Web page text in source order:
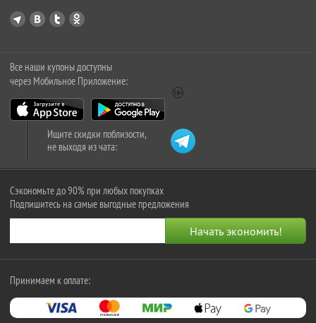
Все наши купоны доступны
через Мобильное Приложение:
Ищите скидки поблизости,
не выходя из чата:
Сэкономьте до 90% при любых покупках
Подпишитесь на самые выгодные предложения
Принимаем к оплате: